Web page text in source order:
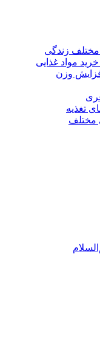
مختلف زندگی
مواد غذایی
وزن
تغذیه
مختلف